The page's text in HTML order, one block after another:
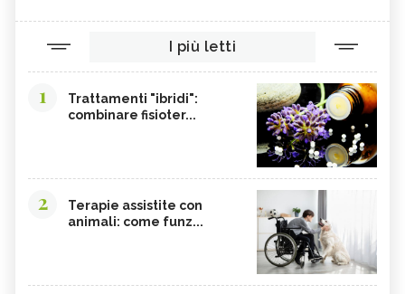
I più letti
1
Trattamenti "ibridi":
combinare fisioter...
2
Terapie assistite con
animali: come funz...